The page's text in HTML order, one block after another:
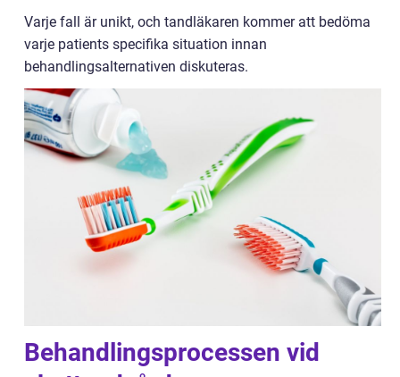
Varje fall är unikt, och tandläkaren kommer att bedöma
varje patients specifika situation innan
behandlingsalternativen diskuteras.
Behandlingsprocessen vid